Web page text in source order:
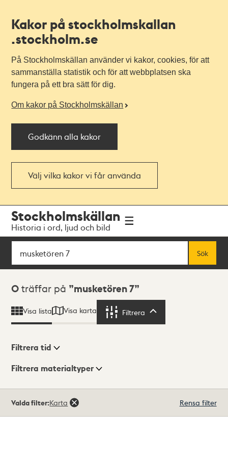
Kakor på stockholmskallan
.stockholm.se
På Stockholmskällan använder vi kakor, cookies, för att
sammanställa statistik och för att webbplatsen ska
fungera på ett bra sätt för dig.
Om kakor på Stockholmskällan
Godkänn alla kakor
Välj vilka kakor vi får använda
navigationen
huvudinnehållet
Stockholmskällan
Historia i ord, ljud och bild
Sök
Sök
Sökresultat
0 träffar på musketören 7
Visa lista Visa karta Filtrera
Visningsläge
Filtrera tid
Filtrera materialtyper
träffar
Valda filter:Karta Rensa filter